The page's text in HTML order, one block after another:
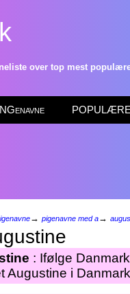
over top mest
POPULÆRE
→ pigenavne med a→
: Ifølge
Augustine i